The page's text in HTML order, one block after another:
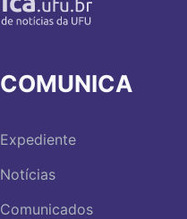
COMUNICA
Expediente
Notícias
Comunicados